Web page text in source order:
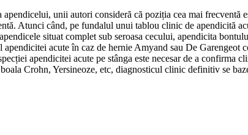
unii autori consideră că poziția cea mai frecventă
Atunci când, pe fundalul unui tablou clinic de apendicită
situat complet sub seroasa cecului, apendicita
acute în caz de hernie Amyand sau De Garengeot
apendicitei acute pe stânga este necesar de a confirma
Crohn, Yersineoze, etc, diagnosticul clinic definitiv se